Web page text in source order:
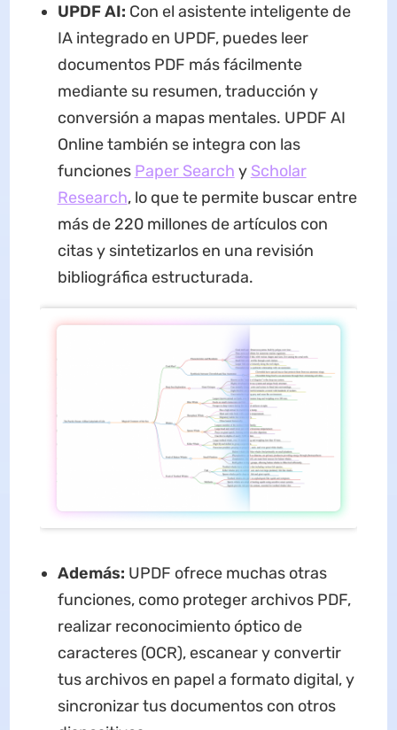
UPDF AI: Con el asistente inteligente de
IA integrado en UPDF, puedes leer
documentos PDF más fácilmente
mediante su resumen, traducción y
conversión a mapas mentales. UPDF AI
Online también se integra con las
funciones Paper Search y Scholar
Research, lo que te permite buscar entre
más de 220 millones de artículos con
citas y sintetizarlos en una revisión
bibliográfica estructurada.
Además: UPDF ofrece muchas otras
funciones, como proteger archivos PDF,
realizar reconocimiento óptico de
caracteres (OCR), escanear y convertir
tus archivos en papel a formato digital, y
sincronizar tus documentos con otros